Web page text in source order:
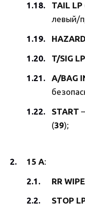
TAIL LP
левый/
HAZARD
T/SIG LP
A/BAG
START
(39);
15 А:
RR
STOP